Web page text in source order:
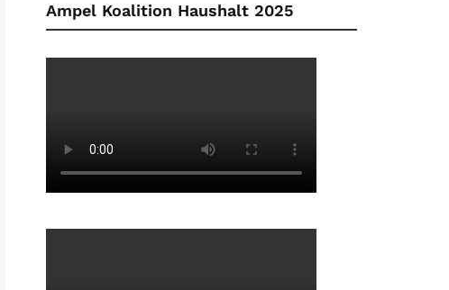
Ampel Koalition Haushalt 2025